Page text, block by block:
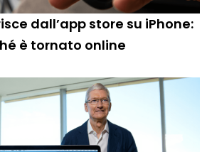
dall’app store su iPhone:
è tornato online